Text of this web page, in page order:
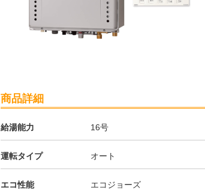
商品詳細
給湯能力 16号
運転タイプ オート
エコ性能 エコジョーズ